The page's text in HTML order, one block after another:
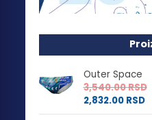
Outer Space
3,540.00RSD
2,832.00 RSD